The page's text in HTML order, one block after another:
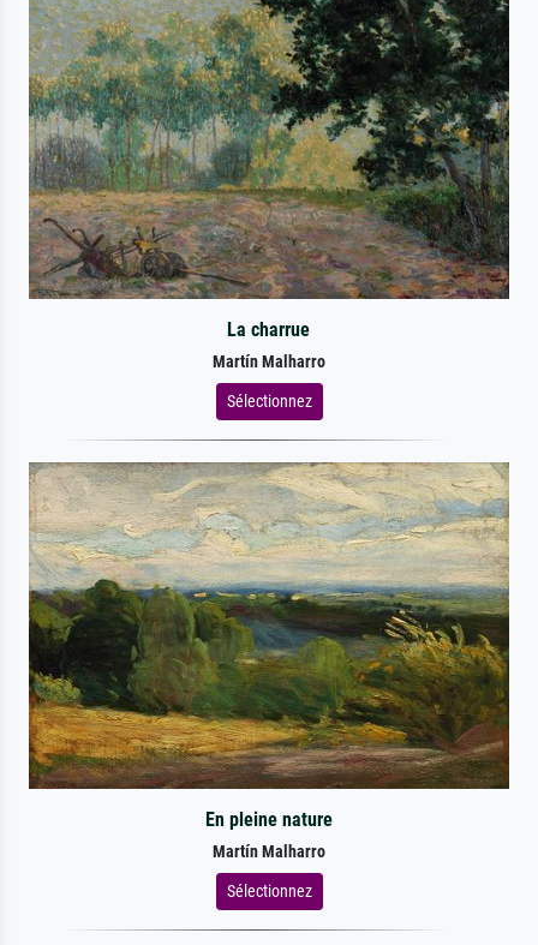
La charrue
Martín Malharro
Sélectionnez
En pleine nature
Martín Malharro
Sélectionnez